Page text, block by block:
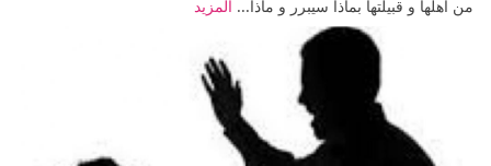
من اهلها و قبيلتها بماذا سيبرر و ماذا... المزيد